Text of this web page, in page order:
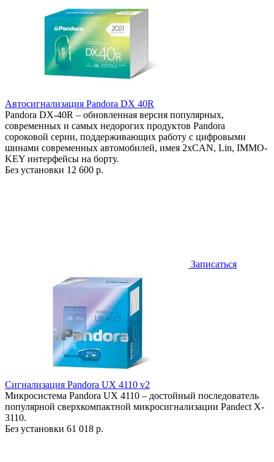
Автосигнализация Pandora DX 40R
Pandora DX-40R – обновленная версия популярных,
современных и самых недорогих продуктов Pandora
сороковой серии, поддерживающих работу с цифровыми
шинами современных автомобилей, имея 2хCAN, Lin, IMMO-
KEY интерфейсы на борту.
Без установки 12 600 р.
Записаться
Сигнализация Pandora UX 4110 v2
Микросистема Pandora UX 4110 – достойный последователь
популярной сверхкомпактной микросигнализации Pandect X-
3110.
Без установки 61 018 р.